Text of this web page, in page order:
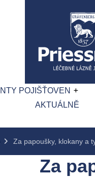
POJIŠŤOVEN
AKTUÁLNĚ
Za papoušky, klokany a
Za